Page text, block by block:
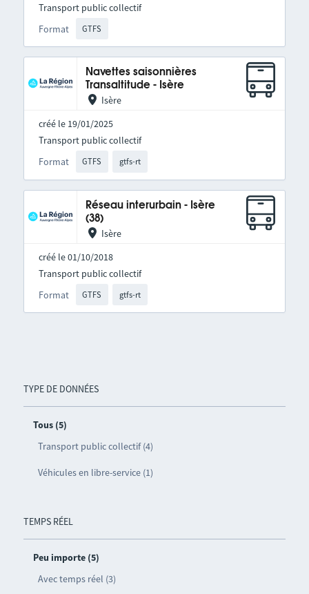
TYPE DE DONNÉES
Tous (5)
Transport public collectif (4)
Véhicules en libre-service (1)
TEMPS RÉEL
Peu importe (5)
Avec temps réel (3)
Format GTFS
Transport public collectif
Navettes saisonnières
Transaltitude - Isère
Isère
créé le 19/01/2025
Format GTFS gtfs-rt
Transport public collectif
Réseau interurbain - Isère
(38)
Isère
créé le 01/10/2018
Format GTFS gtfs-rt
Transport public collectif